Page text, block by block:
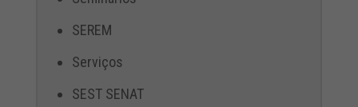
SEREM
Serviços
SEST SENAT